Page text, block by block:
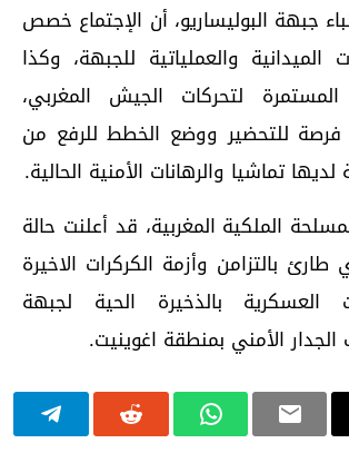
جبهة البوليساريو، أن الإجتماع خصص
الميدانية والعملياتية للجبهة، وكذا
لتحركات الجيش المغربي،
للتحضير ووضع الخطط للرفع من
لديها تماشيا والرهانات الأمنية الحالية.
الملكية المغربية، قد أعلنت حالة
بالتزامن وأزمة الكركرات الاخيرة
العسكرية بالذخيرة الحية لجبهة
الجدار الأمني بمنطقة اغوينيت.